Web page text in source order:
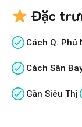
Đặc
Cách Q. Phú
Cách Sân
Gần Siêu Thị